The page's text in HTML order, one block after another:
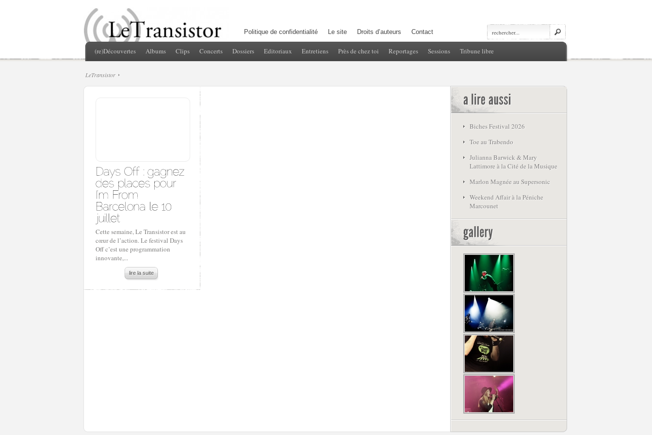
Politique de confidentialité Le site Droits d’auteurs Contact
(re)Découvertes Albums Clips Concerts Dossiers Editoriaux Entretiens Près de chez toi Reportages Sessions Tribune libre
LeTransistor
Cette semaine, Le Transistor est au
cœur de l’action. Le festival Days
Off c’est une programmation
innovante,...
lire la suite
Biches Festival 2026
Toe au Trabendo
Julianna Barwick & Mary
Lattimore à la Cité de la Musique
Marlon Magnée au Supersonic
Weekend Affair à la Péniche
Marcounet